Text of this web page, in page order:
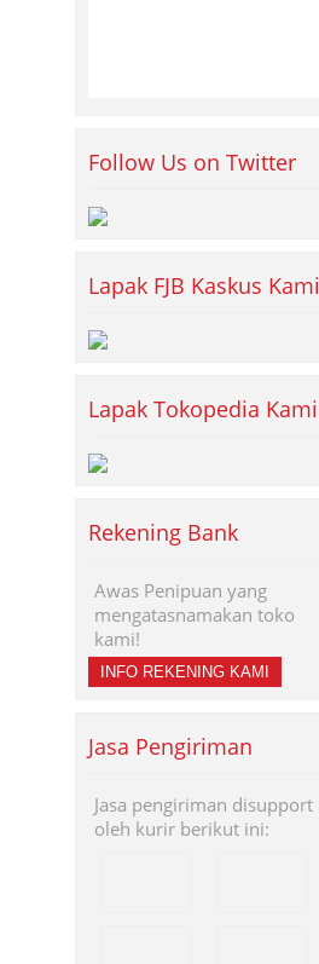
Follow Us on Twitter
Lapak FJB Kaskus Kami
Lapak Tokopedia Kami
Rekening Bank
Awas Penipuan yang
mengatasnamakan toko
kami!
INFO REKENING KAMI
Jasa Pengiriman
Jasa pengiriman disupport
oleh kurir berikut ini: